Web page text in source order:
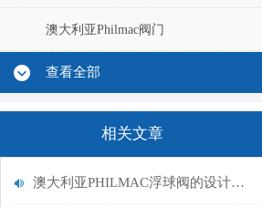
澳大利亚Philmac阀门
查看全部
相关文章
澳大利亚PHILMAC浮球阀的设计原理